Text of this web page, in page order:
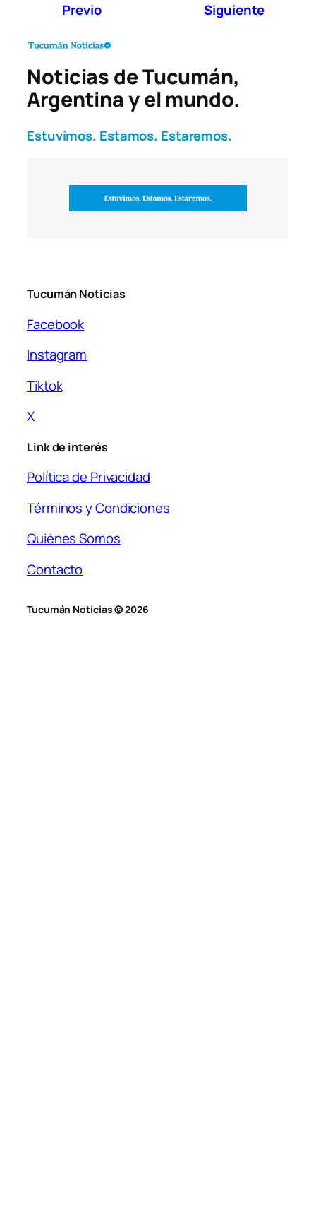
Previo Siguiente
Noticias de Tucumán,
Argentina y el mundo.
Estuvimos. Estamos. Estaremos.
Tucumán Noticias
Facebook
Instagram
Tiktok
X
Link de interés
Política de Privacidad
Términos y Condiciones
Quiénes Somos
Contacto
Tucumán Noticias © 2026